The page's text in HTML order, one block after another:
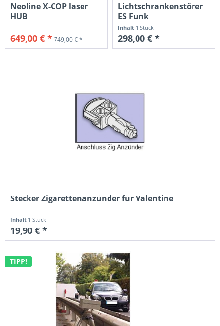
Neoline X-COP laser
HUB
649,00 € * 749,00 € *
TIPP!
Lichtschrankenstörer
ES Funk
Inhalt 1 Stück
298,00 € *
Stecker Zigarettenanzünder für Valentine
Inhalt 1 Stück
19,90 € *